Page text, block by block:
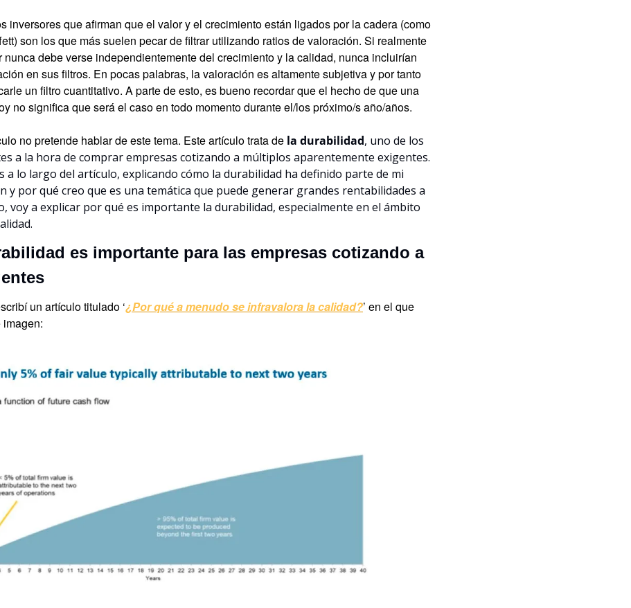
inversores que afirman que el valor y el crecimiento están ligados por la cadera (como
son los que más suelen pecar de filtrar utilizando ratios de valoración. Si realmente
nunca debe verse independientemente del crecimiento y la calidad, nunca incluirían
en sus filtros. En pocas palabras, la valoración es altamente subjetiva y por tanto
un filtro cuantitativo. A parte de esto, es bueno recordar que el hecho de que una
no significa que será el caso en todo momento durante el/los próximo/s año/años.
no pretende hablar de este tema. Este artículo trata de la durabilidad, uno de los
a la hora de comprar empresas cotizando a múltiplos aparentemente exigentes.
a lo largo del artículo, explicando cómo la durabilidad ha definido parte de mi
y por qué creo que es una temática que puede generar grandes rentabilidades a
voy a explicar por qué es importante la durabilidad, especialmente en el ámbito
es importante para las empresas cotizando a
un artículo titulado ‘¿Por qué a menudo se infravalora la calidad?’ en el que